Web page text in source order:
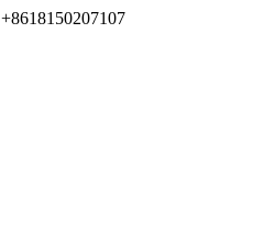
+8618150207107